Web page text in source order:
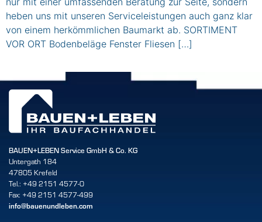
heben uns mit unseren Serviceleistungen auch ganz klar
von einem herkömmlichen Baumarkt ab. SORTIMENT
VOR ORT Bodenbeläge Fenster Fliesen […]
BAUEN+LEBEN Service GmbH & Co. KG
Untergath 184
47805 Krefeld
Tel.: +49 2151 4577-0
Fax: +49 2151 4577-499
info@bauenundleben.com